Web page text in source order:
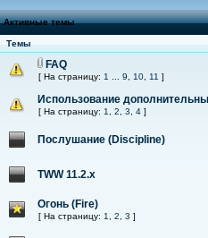
Активные темы
Темы
FAQ
[ На страницу: 1 9 10 11 ]
Использование
[ На страницу: 1 2 3 4 ]
Послушание (Discipline)
TWW 11.2.x
Огонь (Fire)
[ На страницу: 1 2 3 ]